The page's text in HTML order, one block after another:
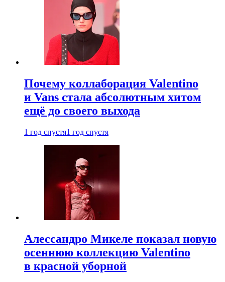
Почему коллаборация Valentino
и Vans стала абсолютным хитом
ещё до своего выхода
1 год спустя1 год спустя
Алессандро Микеле показал новую
осеннюю коллекцию Valentino
в красной уборной